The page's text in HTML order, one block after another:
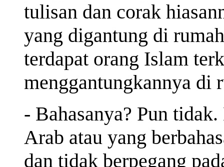
tulisan dan corak
yang digantung di
terdapat orang Islam
menggantungkannya di
- Bahasanya? Pun
Arab atau yang
dan tidak berpegang